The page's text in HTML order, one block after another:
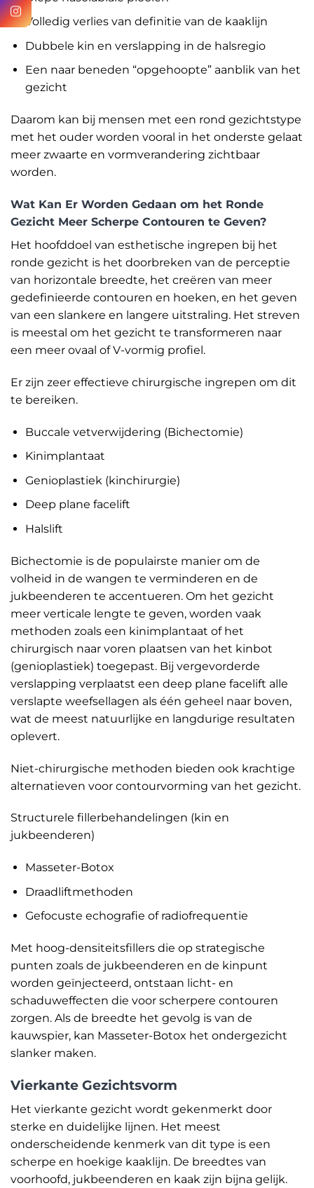
Volledig verlies van definitie van de kaaklijn
Dubbele kin en verslapping in de halsregio
Een naar beneden “opgehoopte” aanblik van het
gezicht
Daarom kan bij mensen met een rond gezichtstype
met het ouder worden vooral in het onderste gelaat
meer zwaarte en vormverandering zichtbaar
worden.
Wat Kan Er Worden Gedaan om het Ronde
Gezicht Meer Scherpe Contouren te Geven?
Het hoofddoel van esthetische ingrepen bij het
ronde gezicht is het doorbreken van de perceptie
van horizontale breedte, het creëren van meer
gedefinieerde contouren en hoeken, en het geven
van een slankere en langere uitstraling. Het streven
is meestal om het gezicht te transformeren naar
een meer ovaal of V-vormig profiel.
Er zijn zeer effectieve chirurgische ingrepen om dit
te bereiken.
Buccale vetverwijdering (Bichectomie)
Kinimplantaat
Genioplastiek (kinchirurgie)
Deep plane facelift
Halslift
Bichectomie is de populairste manier om de
volheid in de wangen te verminderen en de
jukbeenderen te accentueren. Om het gezicht
meer verticale lengte te geven, worden vaak
methoden zoals een kinimplantaat of het
chirurgisch naar voren plaatsen van het kinbot
(genioplastiek) toegepast. Bij vergevorderde
verslapping verplaatst een deep plane facelift alle
verslapte weefsellagen als één geheel naar boven,
wat de meest natuurlijke en langdurige resultaten
oplevert.
Niet-chirurgische methoden bieden ook krachtige
alternatieven voor contourvorming van het gezicht.
Structurele fillerbehandelingen (kin en
jukbeenderen)
Masseter-Botox
Draadliftmethoden
Gefocuste echografie of radiofrequentie
Met hoog-densiteitsfillers die op strategische
punten zoals de jukbeenderen en de kinpunt
worden geïnjecteerd, ontstaan licht- en
schaduweffecten die voor scherpere contouren
zorgen. Als de breedte het gevolg is van de
kauwspier, kan Masseter-Botox het ondergezicht
slanker maken.
Vierkante Gezichtsvorm
Het vierkante gezicht wordt gekenmerkt door
sterke en duidelijke lijnen. Het meest
onderscheidende kenmerk van dit type is een
scherpe en hoekige kaaklijn. De breedtes van
voorhoofd, jukbeenderen en kaak zijn bijna gelijk.